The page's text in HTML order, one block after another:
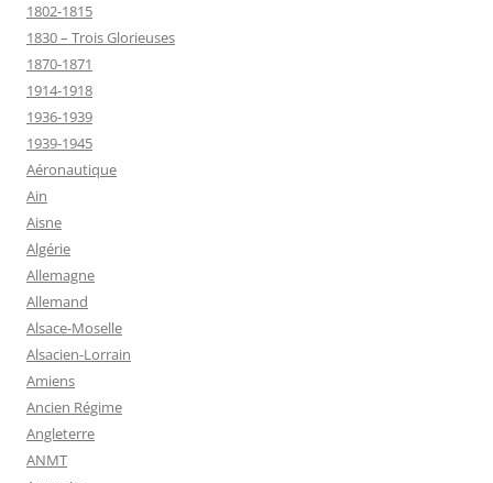
1802-1815
1830 – Trois Glorieuses
1870-1871
1914-1918
1936-1939
1939-1945
Aéronautique
Ain
Aisne
Algérie
Allemagne
Allemand
Alsace-Moselle
Alsacien-Lorrain
Amiens
Ancien Régime
Angleterre
ANMT